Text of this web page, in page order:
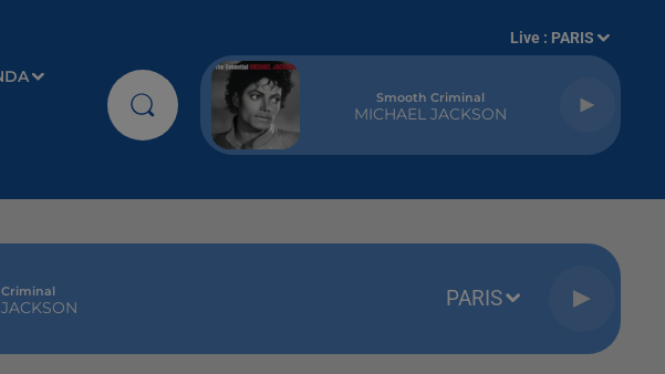
Live : PARIS
Smooth Criminal
MICHAEL JACKSON
PARIS